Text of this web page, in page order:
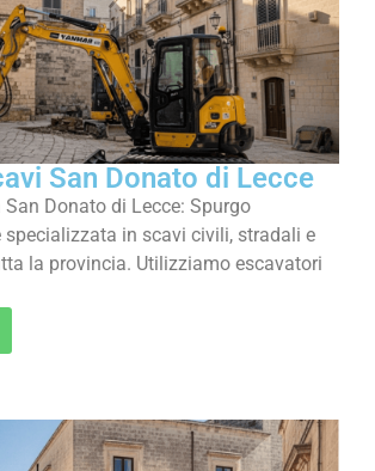
San Donato di Lecce
Donato di Lecce: Spurgo
specializzata in scavi civili, stradali e
la provincia. Utilizziamo escavatori